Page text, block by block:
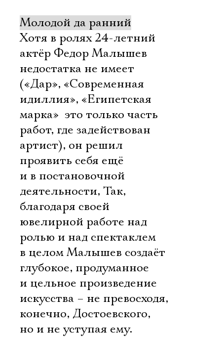
Молодой да ранний
Хотя в ролях 24-летний
актёр Федор Малышев
недостатка не имеет
(«Дар», «Современная
идиллия», «Египетская
марка»  это только часть
работ, где задействован
артист), он решил
проявить себя ещё
и в постановочной
деятельности, Так,
благодаря своей
ювелирной работе над
ролью и над спектаклем
в целом Малышев создаёт
глубокое, продуманное
и цельное произведение
искусства – не превосходя,
конечно, Достоевского,
но и не уступая ему.